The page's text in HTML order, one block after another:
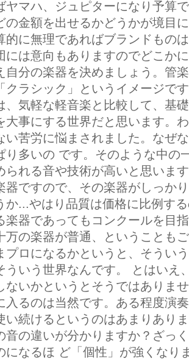
ヤマハ、ジュピターになり予算
の金額を出せるかどうかが境目
的に無理であればブランドもの
には意向もありますのでどこか
自分の楽器を決めましょう。管
「クラシック」というイメージで
、気軽な軽音楽と比較して、基
大事にする世界だと思います。
い苦労に悩まされました。なぜ
り多いの です。そのような中の
られる音や技術が高いと思いま
器ですので、その楽器がしっか
か...やはり品質は価格に比例す
楽器であってもコンクールを目
万の楽器が普通、ということも
プロになるかというと、そうい
ういう世界なんです。 とはいえ
ないかというとそうではありま
入るのは当然です。ある程度演
い続けるというのはあまりあり
音の違いが分かりますか？ざっ
になるほ ど「個性」が強くなり